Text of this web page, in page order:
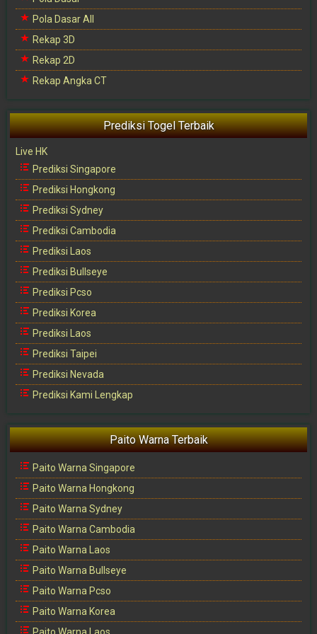
Pola Dasar All
Rekap 3D
Rekap 2D
Rekap Angka CT
Prediksi Togel Terbaik
Live HK
Prediksi Singapore
Prediksi Hongkong
Prediksi Sydney
Prediksi Cambodia
Prediksi Laos
Prediksi Bullseye
Prediksi Pcso
Prediksi Korea
Prediksi Laos
Prediksi Taipei
Prediksi Nevada
Prediksi Kami Lengkap
Paito Warna Terbaik
Paito Warna Singapore
Paito Warna Hongkong
Paito Warna Sydney
Paito Warna Cambodia
Paito Warna Laos
Paito Warna Bullseye
Paito Warna Pcso
Paito Warna Korea